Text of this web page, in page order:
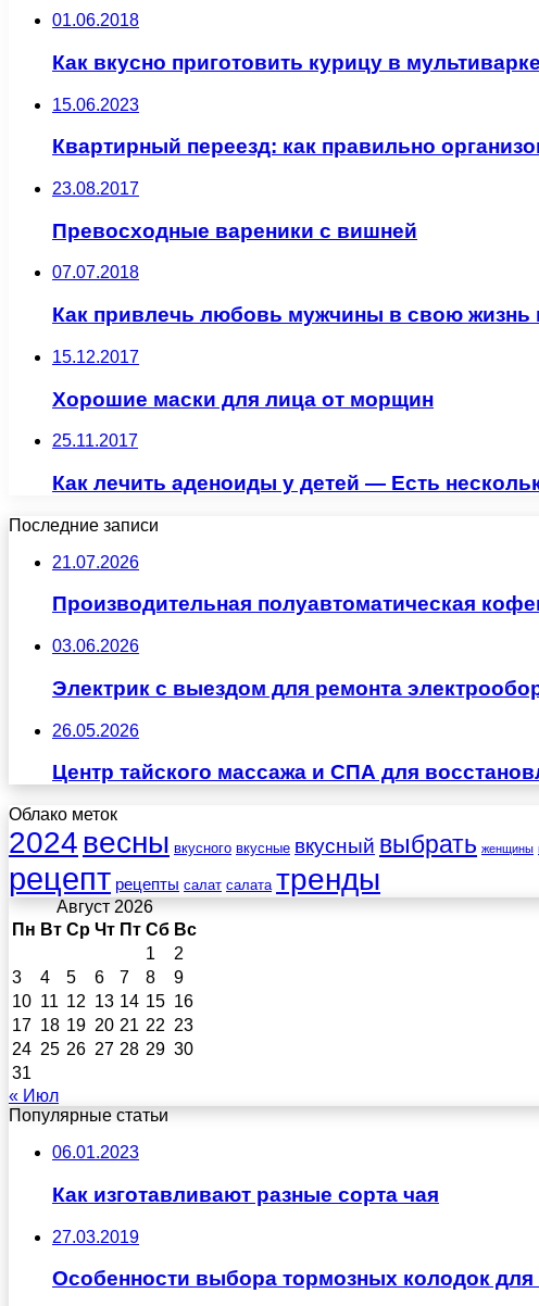
01.06.2018
Как вкусно приготовить курицу в
15.06.2023
Квартирный переезд: как правильно
23.08.2017
Превосходные вареники с вишней
07.07.2018
Как привлечь любовь мужчины в свою жизнь
15.12.2017
Хорошие маски для лица от морщин
25.11.2017
Как лечить аденоиды у детей — Есть
Последние записи
21.07.2026
Производительная полуавтоматическая
03.06.2026
Электрик с выездом для ремонта
26.05.2026
Центр тайского массажа и СПА для
Облако меток
2024 весны вкусного вкусные вкусный выбрать женщины
рецепт рецепты салат салата тренды
Август 2026
Пн Вт Ср Чт Пт Сб Вс
1
2
3
4 5 6 7 8
9
10 11 12 13 14 15 16
17 18 19 20 21 22 23
24 25 26 27 28 29 30
31
« Июл
Популярные статьи
06.01.2023
Как изготавливают разные сорта чая
27.03.2019
Особенности выбора тормозных колодок для